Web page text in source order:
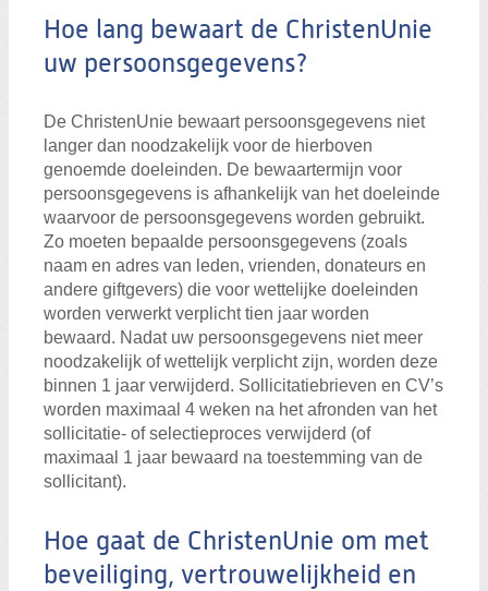
Hoe lang bewaart de ChristenUnie
uw persoonsgegevens?
De ChristenUnie bewaart persoonsgegevens niet
langer dan noodzakelijk voor de hierboven
genoemde doeleinden. De bewaartermijn voor
persoonsgegevens is afhankelijk van het doeleinde
waarvoor de persoonsgegevens worden gebruikt.
Zo moeten bepaalde persoonsgegevens (zoals
naam en adres van leden, vrienden, donateurs en
andere giftgevers) die voor wettelijke doeleinden
worden verwerkt verplicht tien jaar worden
bewaard. Nadat uw persoonsgegevens niet meer
noodzakelijk of wettelijk verplicht zijn, worden deze
binnen 1 jaar verwijderd. Sollicitatiebrieven en CV’s
worden maximaal 4 weken na het afronden van het
sollicitatie- of selectieproces verwijderd (of
maximaal 1 jaar bewaard na toestemming van de
sollicitant).
Hoe gaat de ChristenUnie om met
beveiliging, vertrouwelijkheid en